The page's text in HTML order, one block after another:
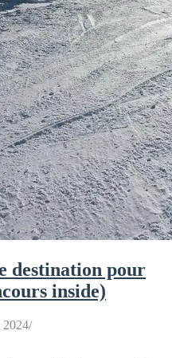
destination pour
inside)
2024